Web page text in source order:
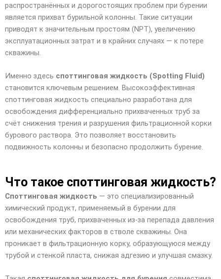
распространённых и дорогостоящих проблем при бурении
является прихват бурильной колонны. Такие ситуации
приводят к значительным простоям (NPT), увеличению
эксплуатационных затрат и в крайних случаях — к потере
скважины.
Именно здесь споттинговая жидкость (Spotting Fluid)
становится ключевым решением. Высокоэффективная
споттинговая жидкость специально разработана для
освобождения дифференциально прихваченных труб за
счёт снижения трения и разрушения фильтрационной корки
бурового раствора. Это позволяет восстановить
подвижность колонны и безопасно продолжить бурение.
Что такое споттинговая жидкость?
Споттинговая жидкость — это специализированный
химический продукт, применяемый в бурении для
освобождения труб, прихваченных из-за перепада давления
или механических факторов в стволе скважины. Она
проникает в фильтрационную корку, образующуюся между
трубой и стенкой пласта, снижая адгезию и улучшая смазку.